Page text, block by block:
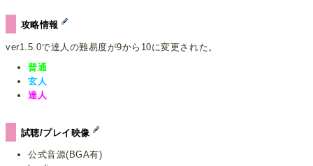
攻略情報
ver1.5.0で達人の難易度が9から10に変更された。
普通
玄人
達人
試聴/プレイ映像
公式音源(BGA有)